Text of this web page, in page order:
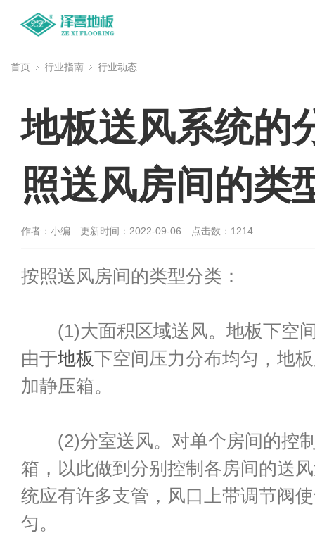
首页 行业指南 行业动态
地板送风系统的
照送风房间的类
作者：小编 更新时间：2022-09-06 点击数： 1214
按照送风房间的类型分类：
(1)大面积区域送风。地板下空
由于地板下空间压力分布均匀，地
加静压箱。
(2)分室送风。对单个房间的控
箱，以此做到分别控制各房间的送
统应有许多支管，风口上带调节阀
匀。